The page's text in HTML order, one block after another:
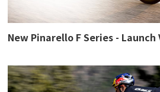
New Pinarello F Series - Launch